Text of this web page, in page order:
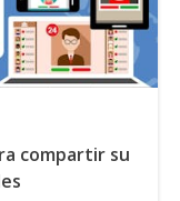
compartir su